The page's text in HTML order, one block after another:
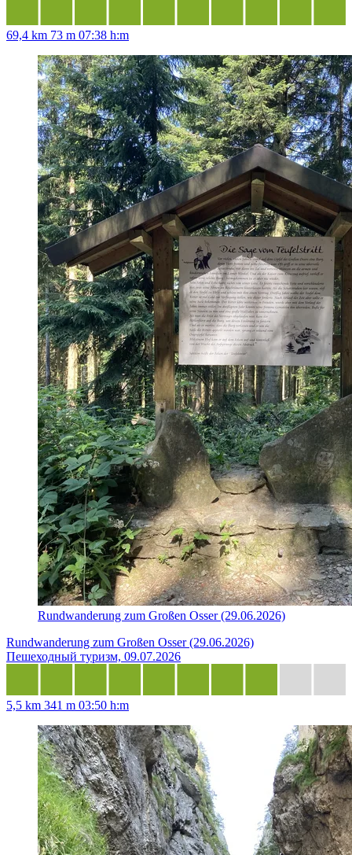
69,4 km 73 m 07:38 h:m
Rundwanderung zum Großen Osser (29.06.2026)
Rundwanderung zum Großen Osser (29.06.2026)
Пешеходный туризм, 09.07.2026
5,5 km 341 m 03:50 h:m